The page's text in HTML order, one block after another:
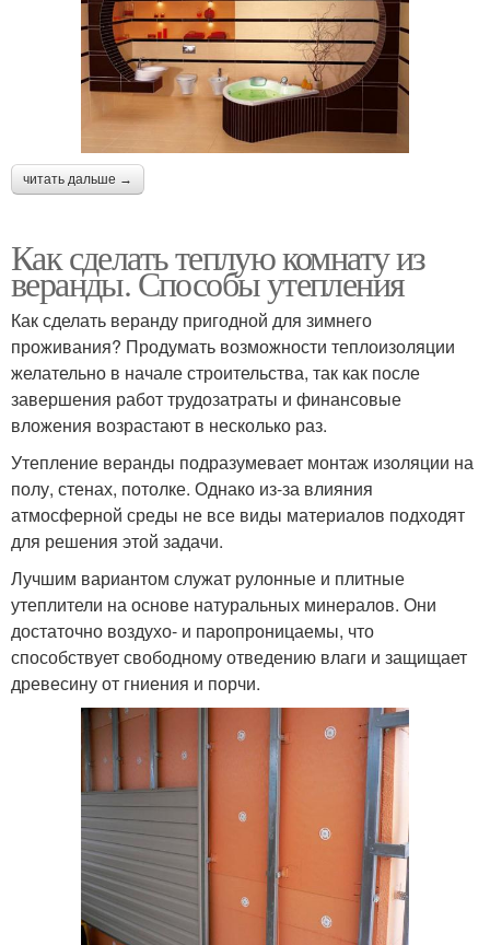
читать дальше →
Как сделать теплую комнату из
веранды. Способы утепления
Как сделать веранду пригодной для зимнего
проживания? Продумать возможности теплоизоляции
желательно в начале строительства, так как после
завершения работ трудозатраты и финансовые
вложения возрастают в несколько раз.
Утепление веранды подразумевает монтаж изоляции на
полу, стенах, потолке. Однако из-за влияния
атмосферной среды не все виды материалов подходят
для решения этой задачи.
Лучшим вариантом служат рулонные и плитные
утеплители на основе натуральных минералов. Они
достаточно воздухо- и паропроницаемы, что
способствует свободному отведению влаги и защищает
древесину от гниения и порчи.